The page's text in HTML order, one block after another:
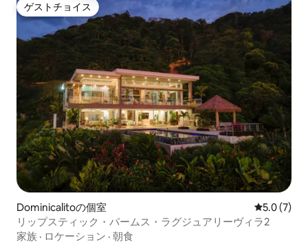
ゲストチョイス
ゲストチョイス
Dominicalitoの個室 レビュー7
5.0 (7)
リップスティック・パームス・ラグジュアリーヴィラ2
家族 · ロケーション · 朝食